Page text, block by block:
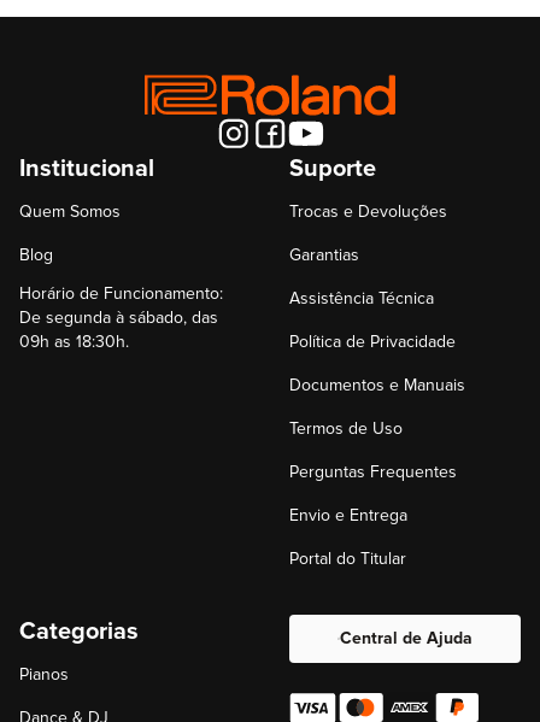
Institucional
Quem Somos
Blog
Horário de Funcionamento:
De segunda à sábado, das
09h as 18:30h.
Suporte
Trocas e Devoluções
Garantias
Assistência Técnica
Política de Privacidade
Documentos e Manuais
Termos de Uso
Perguntas Frequentes
Envio e Entrega
Portal do Titular
Categorias
Pianos
Central de Ajuda